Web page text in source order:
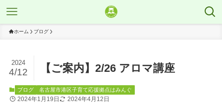
ホーム ブログ
【ご案内】2/26 アロマ講座
2024
4/12
ブログ 名古屋市港区子育て応援拠点はみんぐ
2024年1月19日 2024年4月12日